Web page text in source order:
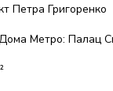
Петра Григоренко
Метро: Палац